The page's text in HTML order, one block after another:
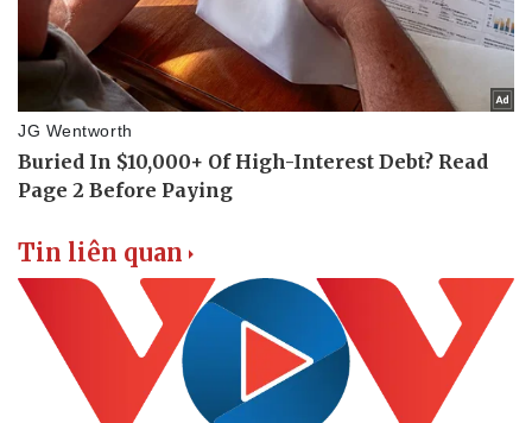
Doanh nghiệp
Thông tin doanh nghiệp
Doanh nghiệp 24h
Doanh nhân
Vì cộng đồng
Công nghệ
Trải nghiệm
Tin liên quan